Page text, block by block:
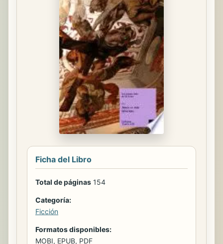
Ficha del Libro
Total de páginas 154
Categoría:
Ficción
Formatos disponibles:
MOBI, EPUB, PDF